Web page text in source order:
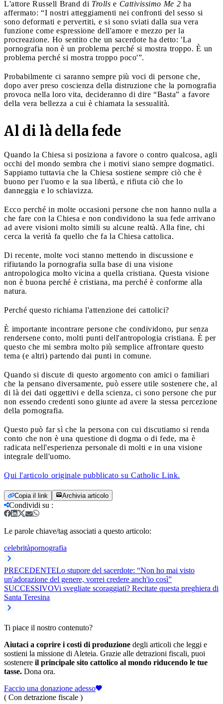
L'attore Russell Brand di Trolls e Cattivissimo Me 2 ha
affermato: “I nostri atteggiamenti nei confronti del sesso si
sono deformati e pervertiti, e si sono sviati dalla sua vera
funzione come espressione dell'amore e mezzo per la
procreazione. Ho sentito che un sacerdote ha detto: 'La
pornografia non è un problema perché si mostra troppo. È un
problema perché si mostra troppo poco'”.
Probabilmente ci saranno sempre più voci di persone che,
dopo aver preso coscienza della distruzione che la pornografia
provoca nella loro vita, decideranno di dire “Basta” a favore
della vera bellezza a cui è chiamata la sessualità.
Al di là della fede
Quando la Chiesa si posiziona a favore o contro qualcosa, agli
occhi del mondo sembra che i motivi siano sempre dogmatici.
Sappiamo tuttavia che la Chiesa sostiene sempre ciò che è
buono per l'uomo e la sua libertà, e rifiuta ciò che lo
danneggia e lo schiavizza.
Ecco perché in molte occasioni persone che non hanno nulla a
che fare con la Chiesa e non condividono la sua fede arrivano
ad avere visioni molto simili su alcune realtà. Alla fine, chi
cerca la verità fa quello che fa la Chiesa cattolica.
Di recente, molte voci stanno mettendo in discussione e
rifiutando la pornografia sulla base di una visione
antropologica molto vicina a quella cristiana. Questa visione
non è buona perché è cristiana, ma perché è conforme alla
natura.
Perché questo richiama l'attenzione dei cattolici?
È importante incontrare persone che condividono, pur senza
rendersene conto, molti punti dell'antropologia cristiana. È per
questo che mi sembra molto più semplice affrontare questo
tema (e altri) partendo dai punti in comune.
Quando si discute di questo argomento con amici o familiari
che la pensano diversamente, può essere utile sostenere che, al
di là dei dati oggettivi e della scienza, ci sono persone che pur
non essendo credenti sono giunte ad avere la stessa percezione
della pornografia.
Questo può far sì che la persona con cui discutiamo si renda
conto che non è una questione di dogma o di fede, ma è
radicata nell'esperienza personale di molti e in una visione
integrale dell'uomo.
Qui l'articolo originale pubblicato su Catholic Link.
Copia il link Archivia articolo
Condividi su :
Le parole chiave/tag associati a questo articolo:
celebritàpornografia
PRECEDENTELo stupore del sacerdote: “Non ho mai visto
un'adorazione del genere, vorrei credere anch'io così”
SUCCESSIVOVi svegliate scoraggiati? Recitate questa preghiera di
Santa Teresina
Ti piace il nostro contenuto?
Aiutaci a coprire i costi di produzione degli articoli che leggi e
sostieni la missione di Aleteia. Grazie alle detrazioni fiscali, puoi
sostenere il principale sito cattolico al mondo riducendo le tue
tasse. Dona ora.
Faccio una donazione adesso
( Con detrazione fiscale )